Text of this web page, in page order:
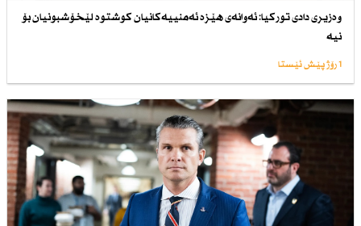
وەزیری دادی توركیا: ئەوانەی هێزە ئەمنییەكانیان كوشتوە لێخۆشبونیان بۆ
نیە
1 رۆژ پێش ئێستا